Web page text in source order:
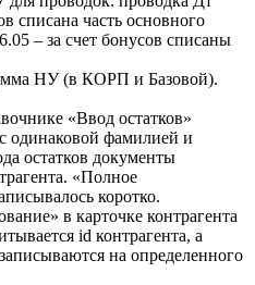
списана часть основного
– за счет бонусов списаны
НУ (в КОРП и Базовой).
«Ввод остатков»
одинаковой фамилией и
остатков документы
«Полное
коротко.
в карточке контрагента
id контрагента, а
на определенного